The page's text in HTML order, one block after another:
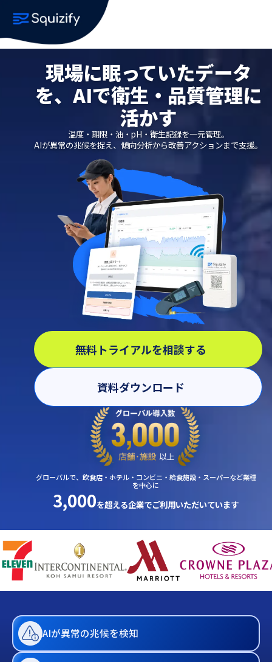
現場に眠っていたデータ
を、AIで衛生・品質管理に
活かす
温度・期限・油・pH・衛生記録を一元管理。
AIが異常の兆候を捉え、傾向分析から改善アクションまで支援。
無料トライアルを相談する
資料ダウンロード
グローバルで、飲食店・ホテル・コンビニ・給食施設・スーパーなど業種
を中心に
3,000を超える企業でご利用いただいています
AIが異常の兆候を検知